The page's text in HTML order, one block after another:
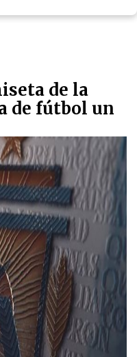
de la
de fútbol un